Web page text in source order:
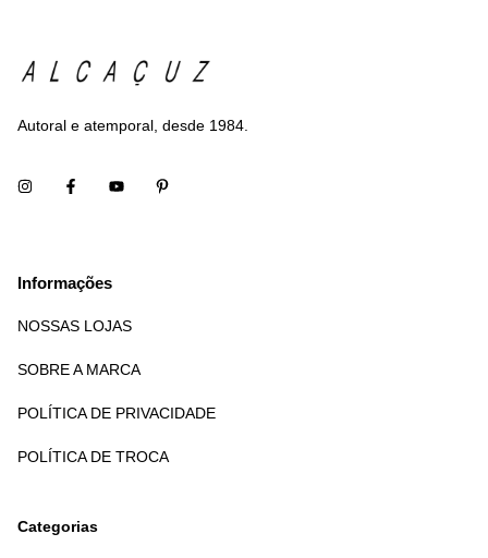
Autoral e atemporal, desde 1984.
Informações
NOSSAS LOJAS
SOBRE A MARCA
POLÍTICA DE PRIVACIDADE
POLÍTICA DE TROCA
Categorias